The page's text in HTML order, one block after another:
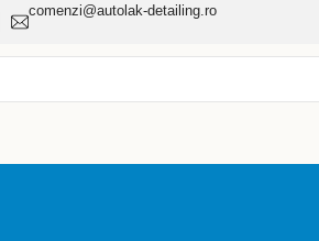
comenzi@autolak-detailing.ro